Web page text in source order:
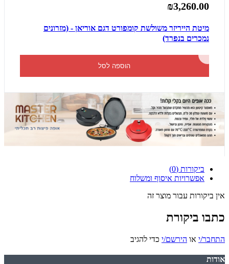
₪3,260.00
מיטת הייריזר משולשת קומפורט דגם אוריאן - (מזרונים
נמכרים בנפרד)
הוספה לסל
ביקורות (0)
אפשרויות איסוף ומשלוח
אין ביקורות עבור מוצר זה
כתבו ביקורת
התחבר/י או הירשם/י כדי להגיב
אודות